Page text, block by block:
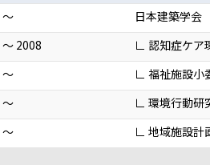
日本建築学会
2008
∟ 認知症ケア
∟ 福祉施設小
∟ 環境行動研
∟ 地域施設計